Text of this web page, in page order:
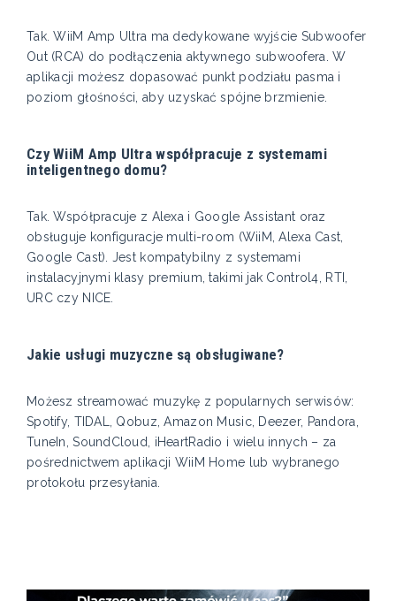
Tak. WiiM Amp Ultra ma dedykowane wyjście Subwoofer
Out (RCA) do podłączenia aktywnego subwoofera. W
aplikacji możesz dopasować punkt podziału pasma i
poziom głośności, aby uzyskać spójne brzmienie.
Czy WiiM Amp Ultra współpracuje z systemami
inteligentnego domu?
Tak. Współpracuje z Alexa i Google Assistant oraz
obsługuje konfiguracje multi-room (WiiM, Alexa Cast,
Google Cast). Jest kompatybilny z systemami
instalacyjnymi klasy premium, takimi jak Control4, RTI,
URC czy NICE.
Jakie usługi muzyczne są obsługiwane?
Możesz streamować muzykę z popularnych serwisów:
Spotify, TIDAL, Qobuz, Amazon Music, Deezer, Pandora,
TuneIn, SoundCloud, iHeartRadio i wielu innych – za
pośrednictwem aplikacji WiiM Home lub wybranego
protokołu przesyłania.